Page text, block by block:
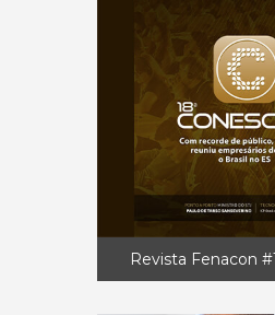
Revista Fenacon